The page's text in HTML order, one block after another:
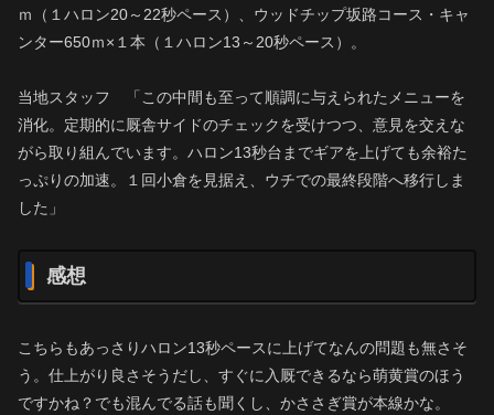
ｍ（１ハロン20～22秒ペース）、ウッドチップ坂路コース・キャ
ンター650ｍ×１本（１ハロン13～20秒ペース）。
当地スタッフ 「この中間も至って順調に与えられたメニューを
消化。定期的に厩舎サイドのチェックを受けつつ、意見を交えな
がら取り組んでいます。ハロン13秒台までギアを上げても余裕た
っぷりの加速。１回小倉を見据え、ウチでの最終段階へ移行しま
した」
感想
こちらもあっさりハロン13秒ペースに上げてなんの問題も無さそ
う。仕上がり良さそうだし、すぐに入厩できるなら萌黄賞のほう
ですかね？でも混んでる話も聞くし、かささぎ賞が本線かな。